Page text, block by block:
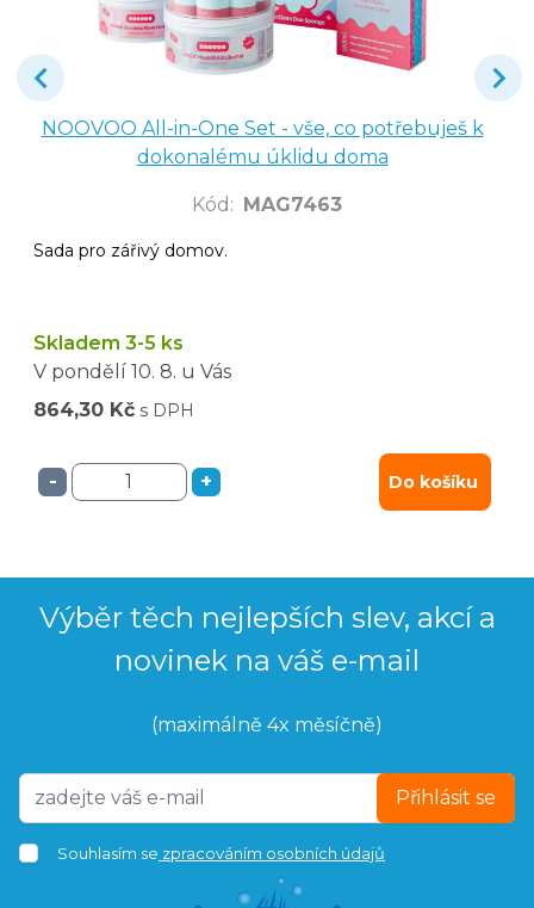
NOOVOO All-in-One Set - vše, co potřebuješ k
dokonalému úklidu doma
Kód : MAG7463
Sada pro zářivý domov.
Skladem 3-5 ks
V pondělí 10. 8. u Vás
864,30 Kč s DPH
- + Do košíku
Výběr těch nejlepších slev, akcí a
novinek na váš e-mail
(maximálně 4x měsíčně)
Přihlásit se
Souhlasím se zpracováním osobních údajů